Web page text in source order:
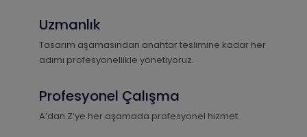
Uzmanlık
Tasarım aşamasından anahtar teslimine kadar her
adımı profesyonellikle yönetiyoruz.
Profesyonel Çalışma
A’dan Z’ye her aşamada profesyonel hizmet.